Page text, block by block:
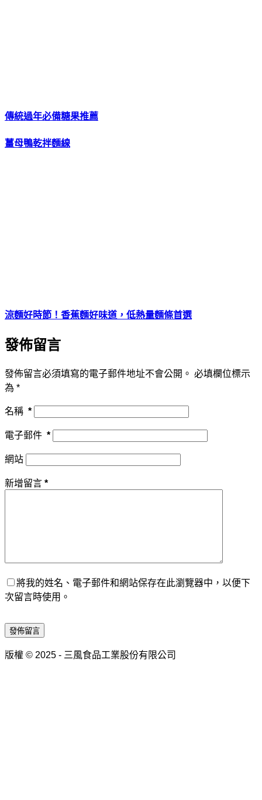
傳統過年必備糖果推薦
薑母鴨乾拌麵線
涼麵好時節！香蕉麵好味道，低熱量麵條首選
發佈留言
發佈留言必須填寫的電子郵件地址不會公開。 必填欄位標示
為 *
名稱 *
電子郵件 *
網站
新增留言 *
將我的姓名、電子郵件和網站保存在此瀏覽器中，以便下
次留言時使用。
發佈留言
版權 © 2025 - 三風食品工業股份有限公司